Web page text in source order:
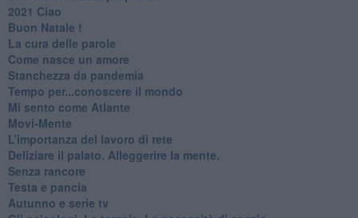
2021 Ciao
Buon Natale !
​La cura delle parole
​Come nasce un amore
Stanchezza da pandemia
​Tempo per...conoscere il mondo
​Mi sento come Atlante
​Movi-Mente
​L’importanza del lavoro di rete
​Deliziare il palato. Alleggerire la mente.
​Senza rancore
​Testa e pancia
​Autunno e serie tv